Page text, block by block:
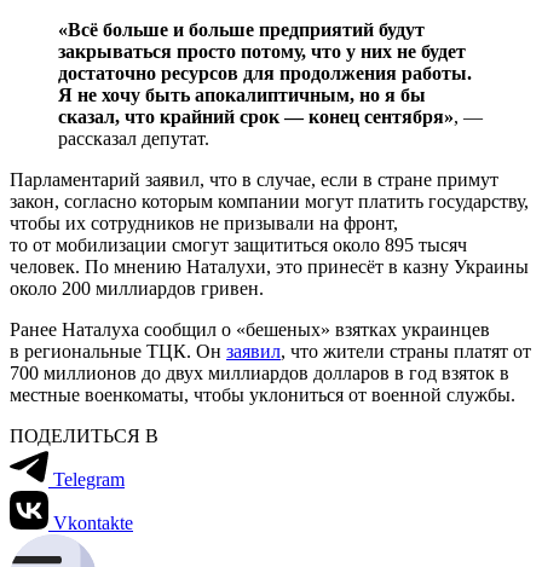
«Всё больше и больше предприятий будут
закрываться просто потому, что у них не будет
достаточно ресурсов для продолжения работы.
Я не хочу быть апокалиптичным, но я бы
сказал, что крайний срок — конец сентября», —
рассказал депутат.
Парламентарий заявил, что в случае, если в стране примут
закон, согласно которым компании могут платить государству,
чтобы их сотрудников не призывали на фронт,
то от мобилизации смогут защититься около 895 тысяч
человек. По мнению Наталухи, это принесёт в казну Украины
около 200 миллиардов гривен.
Ранее Наталуха сообщил о «бешеных» взятках украинцев
в региональные ТЦК. Он заявил, что жители страны платят от
700 миллионов до двух миллиардов долларов в год взяток в
местные военкоматы, чтобы уклониться от военной службы.
ПОДЕЛИТЬСЯ В
Telegram
Vkontakte